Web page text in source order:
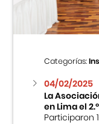
Categorías:
04/02/2025
La
en Lima el
Participaron